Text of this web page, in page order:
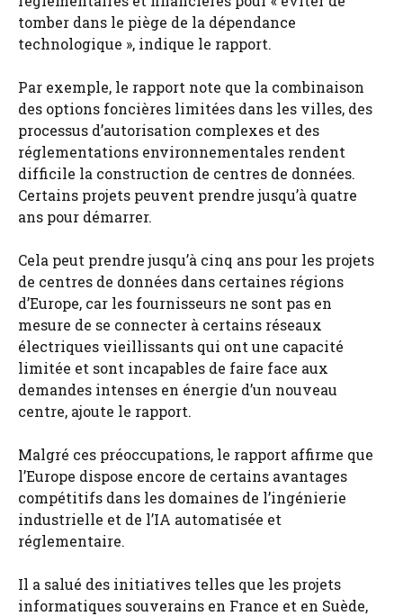
tomber dans le piège de la dépendance
technologique », indique le rapport.
Par exemple, le rapport note que la combinaison
des options foncières limitées dans les villes, des
processus d’autorisation complexes et des
réglementations environnementales rendent
difficile la construction de centres de données.
Certains projets peuvent prendre jusqu’à quatre
ans pour démarrer.​
Cela peut prendre jusqu’à cinq ans pour les projets
de centres de données dans certaines régions
d’Europe, car les fournisseurs ne sont pas en
mesure de se connecter à certains réseaux
électriques vieillissants qui ont une capacité
limitée et sont incapables de faire face aux
demandes intenses en énergie d’un nouveau
centre, ajoute le rapport.
Malgré ces préoccupations, le rapport affirme que
l’Europe dispose encore de certains avantages
compétitifs dans les domaines de l’ingénierie
industrielle et de l’IA automatisée et
réglementaire.
Il a salué des initiatives telles que les projets
informatiques souverains en France et en Suède,